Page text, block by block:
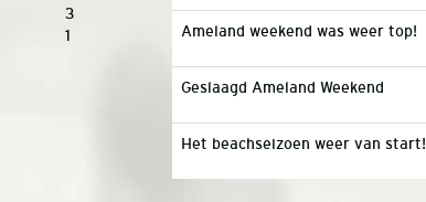
3
1
Ameland weekend was weer top!
Geslaagd Ameland Weekend
Het beachseizoen weer van start!